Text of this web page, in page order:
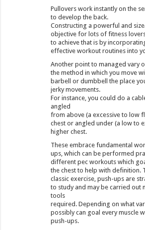
Pullovers work instantly on the
to develop the back.
Constructing a powerful and
objective for lots of fitness
to achieve that is by
effective workout routines into
Another point to managed vary
the method in which you move
barbell or dumbbell the place
jerky movements.
For instance, you could do a
angled
from above (a excessive to low
chest or angled under (a low to
higher chest.
These embrace fundamental
ups, which can be performed
different pec workouts which
the chest to help with definition.
classic exercise, push-ups are
to study and may be carried out
tools
required. Depending on what
possibly can goal every muscle
push-ups.